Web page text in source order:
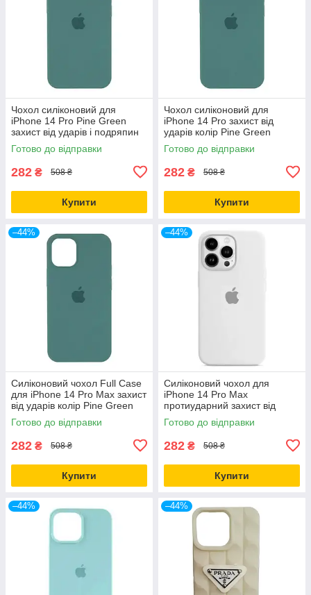
Чохол силіконовий для
iPhone 14 Pro Pine Green
захист від ударів і подряпин
повнорозмірний
Готово до відправки
282 ₴ 508 ₴
Купити
Чохол силіконовий для
iPhone 14 Pro захист від
ударів колір Pine Green
Готово до відправки
282 ₴ 508 ₴
Купити
–44%
Силіконовий чохол Full Case
для iPhone 14 Pro Max захист
від ударів колір Pine Green
Готово до відправки
282 ₴ 508 ₴
Купити
–44%
Силіконовий чохол для
iPhone 14 Pro Max
протиударний захист від
падінь колір Білий
Готово до відправки
282 ₴ 508 ₴
Купити
–44% –44%